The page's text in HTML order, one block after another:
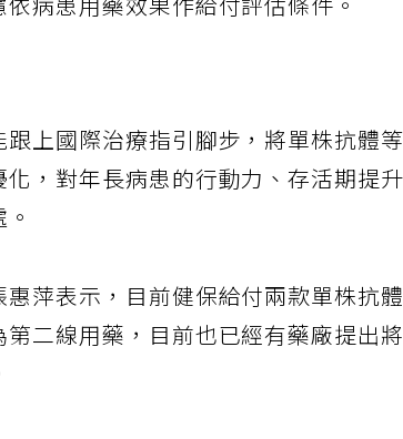
病患用藥效果作給付評估條件。
上國際治療指引腳步，將單株抗體等
，對年長病患的行動力、存活期提升
萍表示，目前健保給付兩款單株抗體
二線用藥，目前也已經有藥廠提出將